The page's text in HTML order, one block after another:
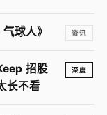
球人》 资讯
招股
长不看
深度